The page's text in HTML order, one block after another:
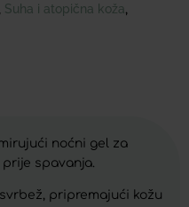
Suha i atopična koža
noćni gel za
spavanja.
pripremajući kožu